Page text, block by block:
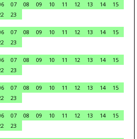
07 08 09 10 11 12 13 14
15
23
07 08 09 10 11 12 13 14
15
23
07 08 09 10 11 12 13 14
15
23
07 08 09 10 11 12 13 14
15
23
07 08 09 10 11 12 13 14
15
23